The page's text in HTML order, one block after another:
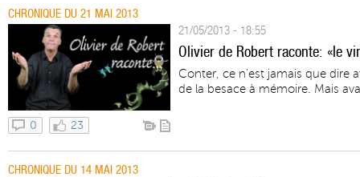
CHRONIQUE DU 21 MAI 2013
0 23
21/05/2013 - 18:55
Olivier de Robert raconte: «le
Conter, ce n'est jamais que dire
de la besace à mémoire. Mais
CHRONIQUE DU 14 MAI 2013